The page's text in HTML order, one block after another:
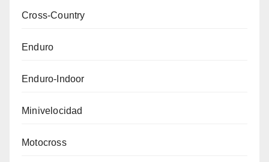
Cross-Country
Enduro
Enduro-Indoor
Minivelocidad
Motocross